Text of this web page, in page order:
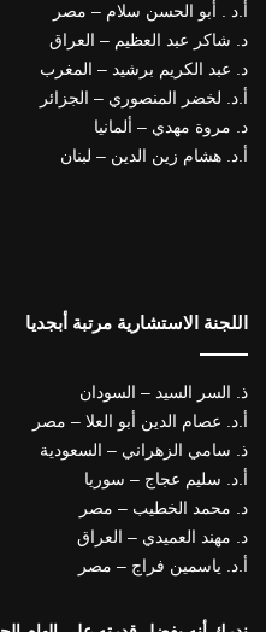
أ.د . أبو الحسن سلام – مصر
د. شاكر عبد العظيم – العراق
د. عبد الكريم برشيد – المغرب
أ.د. لخضر المنصوري – الجزائر
د. مروة مهدي – ألمانيا
أ.د. هشام زين الدين – لبنان
اللجنة الاستشارية مرتبة أبجديا
ذ. السر السيد – السودان
أ.د. عصام الدين أبو العلا – مصر
ذ. سامي الزهراني – السعودية
أ.د. سليم عجاج – سوريا
د. محمد الخطيب – مصر
د. مهند العميدي – العراق
أ.د. ياسمين فراج – مصر